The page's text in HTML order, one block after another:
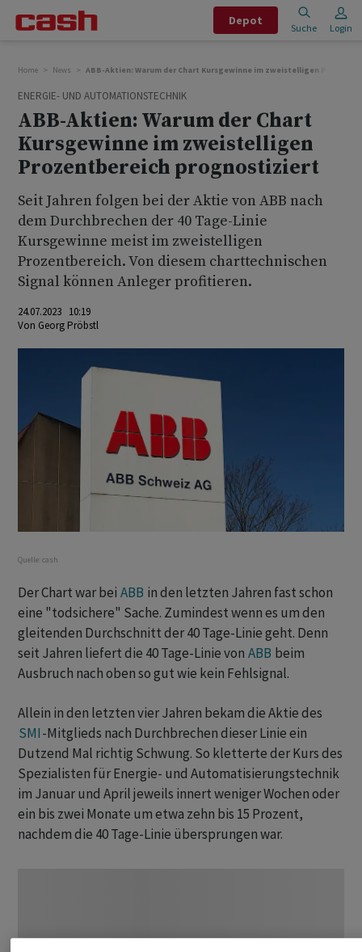
Depot
Suche Login
Home News ABB-Aktien: Warum der Chart Kursgewinne im zweistelligen
ENERGIE- UND AUTOMATIONSTECHNIK
ABB-Aktien: Warum der Chart
Kursgewinne im zweistelligen
Prozentbereich prognostiziert
Seit Jahren folgen bei der Aktie von ABB nach
dem Durchbrechen der 40 Tage-Linie
Kursgewinne meist im zweistelligen
Prozentbereich. Von diesem charttechnischen
Signal können Anleger profitieren.
24.07.2023 10:19
Von Georg Pröbstl
Quelle: cash
Der Chart war bei ABB in den letzten Jahren fast schon
eine "todsichere" Sache. Zumindest wenn es um den
gleitenden Durchschnitt der 40 Tage-Linie geht. Denn
seit Jahren liefert die 40 Tage-Linie von ABB beim
Ausbruch nach oben so gut wie kein Fehlsignal.
Allein in den letzten vier Jahren bekam die Aktie des
SMI-Mitglieds nach Durchbrechen dieser Linie ein
Dutzend Mal richtig Schwung. So kletterte der Kurs des
Spezialisten für Energie- und Automatisierungstechnik
im Januar und April jeweils innert weniger Wochen oder
ein bis zwei Monate um etwa zehn bis 15 Prozent,
nachdem die 40 Tage-Linie übersprungen war.